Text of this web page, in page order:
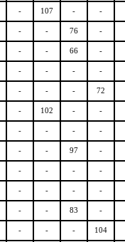
- 107 - -
- - 76 -
- - 66 -
- - - -
- - - 72
- 102 - -
- - - -
- - 97 -
- - - -
- - - -
- - 83 -
- - - 104